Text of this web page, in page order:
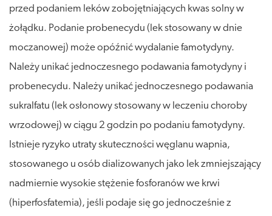
przed podaniem leków zobojętniających kwas solny w
żołądku. Podanie probenecydu (lek stosowany w dnie
moczanowej) może opóźnić wydalanie famotydyny.
Należy unikać jednoczesnego podawania famotydyny i
probenecydu. Należy unikać jednoczesnego podawania
sukralfatu (lek osłonowy stosowany w leczeniu choroby
wrzodowej) w ciągu 2 godzin po podaniu famotydyny.
Istnieje ryzyko utraty skuteczności węglanu wapnia,
stosowanego u osób dializowanych jako lek zmniejszający
nadmiernie wysokie stężenie fosforanów we krwi
(hiperfosfatemia), jeśli podaje się go jednocześnie z